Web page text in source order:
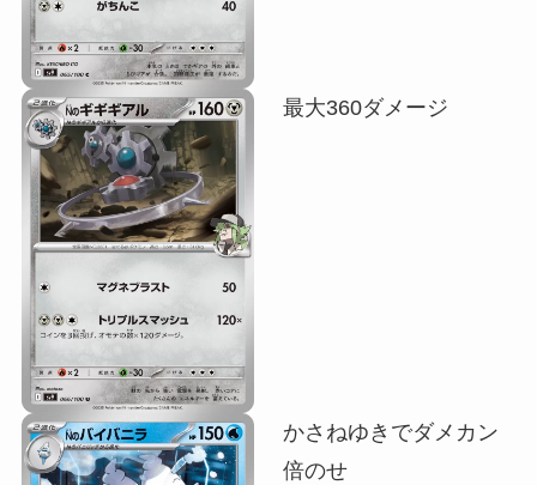
最大360ダメージ
かさねゆきでダメカン
倍のせ